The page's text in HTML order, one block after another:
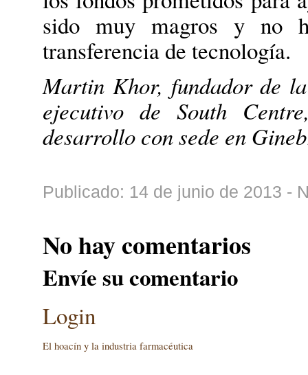
sido muy magros y no
transferencia de tecnología.
Martin Khor, fundador de
ejecutivo de South
desarrollo con sede en
Publicado: 14 de junio de 2013 -
No hay comentarios
Envíe su comentario
Login
El hoacín y la industria farmacéutica